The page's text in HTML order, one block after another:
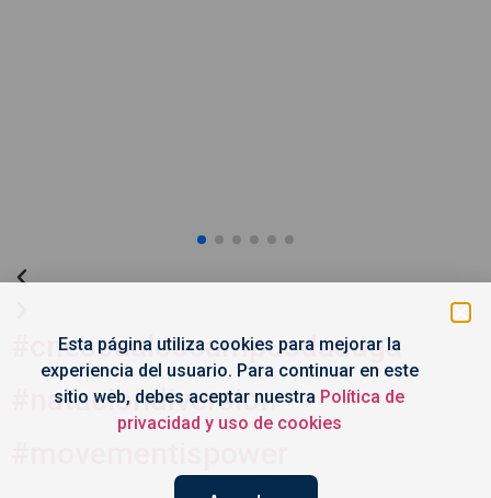
cnescualoscampusdaauga
nataciondiversion
Esta página utiliza cookies para mejorar la
experiencia del usuario. Para continuar en este
sitio web, debes aceptar nuestra Política de
privacidad y uso de cookies